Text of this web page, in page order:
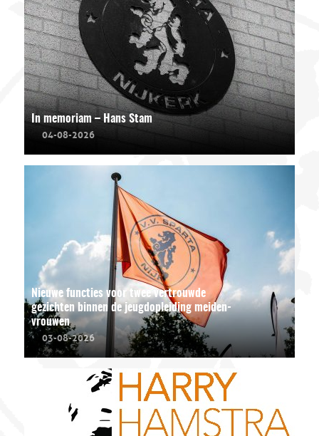
In memoriam – Hans Stam
04-08-2026
Nieuwe functies voor twee vertrouwde
gezichten binnen de jeugdopleiding meiden-
vrouwen
03-08-2026